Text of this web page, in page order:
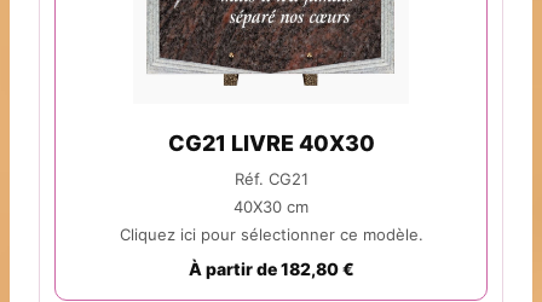
CG21 LIVRE 40X30
Réf. CG21
40X30 cm
Cliquez ici pour sélectionner ce modèle.
À partir de 182,80 €